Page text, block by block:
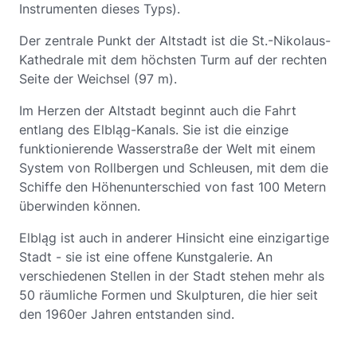
Instrumenten dieses Typs).
Der zentrale Punkt der Altstadt ist die St.-Nikolaus-
Kathedrale mit dem höchsten Turm auf der rechten
Seite der Weichsel (97 m).
Im Herzen der Altstadt beginnt auch die Fahrt
entlang des Elbląg-Kanals. Sie ist die einzige
funktionierende Wasserstraße der Welt mit einem
System von Rollbergen und Schleusen, mit dem die
Schiffe den Höhenunterschied von fast 100 Metern
überwinden können.
Elbląg ist auch in anderer Hinsicht eine einzigartige
Stadt - sie ist eine offene Kunstgalerie. An
verschiedenen Stellen in der Stadt stehen mehr als
50 räumliche Formen und Skulpturen, die hier seit
den 1960er Jahren entstanden sind.